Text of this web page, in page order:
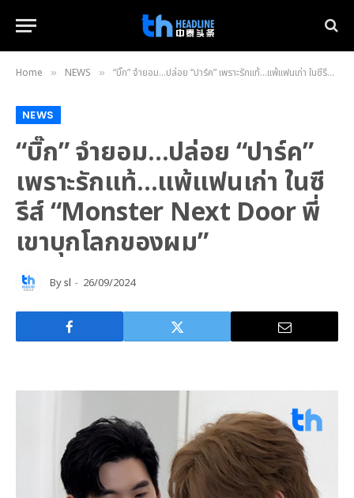
Home » NEWS » “บิ๊ก” จำยอม…ปล่อย “ปาร์ค” เพราะรักแท้…แพ้แฟนเก่า ในซีรีส์ “Monster Next Door พี่เขาบุกโลกของผม”
NEWS
“บิ๊ก” จำยอม…ปล่อย “ปาร์ค”
เพราะรักแท้…แพ้แฟนเก่า ในซี
รีส์ “Monster Next Door พี่
เขาบุกโลกของผม”
Bysl 26/09/2024